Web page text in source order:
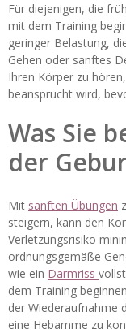
Für diejenigen, die
mit dem Training
geringer Belastung,
Gehen oder sanftes
Ihren Körper zu
beansprucht wird,
Was Sie
der
Mit sanften Übungen
steigern, kann den
Verletzungsrisiko
ordnungsgemäße
wie ein Darmriss
dem Training
der Wiederaufnahme
eine Hebamme zu